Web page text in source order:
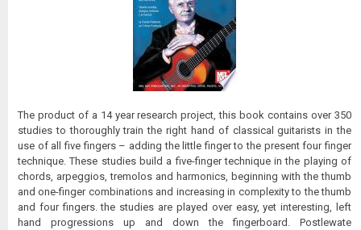
The product of a 14 year research project, this book contains over 350
studies to thoroughly train the right hand of classical guitarists in the
use of all five fingers – adding the little finger to the present four finger
technique. These studies build a five-finger technique in the playing of
chords, arpeggios, tremolos and harmonics, beginning with the thumb
and one-finger combinations and increasing in complexity to the thumb
and four fingers. the studies are played over easy, yet interesting, left
hand progressions up and down the fingerboard. Postlewate